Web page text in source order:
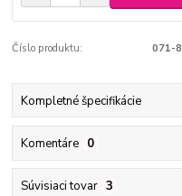
Číslo produktu: 071-8
Kompletné špecifikácie
Komentáre 0
Súvisiaci tovar 3